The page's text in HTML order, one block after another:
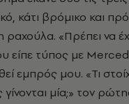
κάτι βρόμικο και
«Πρέπει να
είπε τύπος με
εμπρός μου. «Τι
μία;» τον